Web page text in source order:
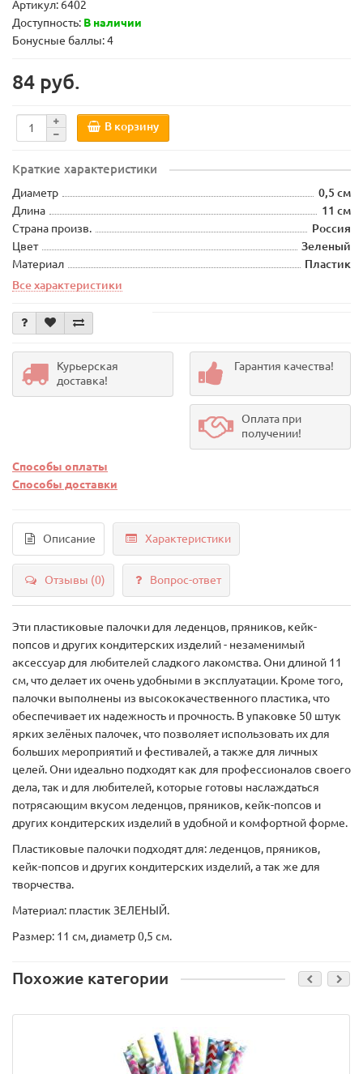
Артикул: 6402
Доступность: В наличии
Бонусные баллы: 4
84 руб.
В корзину
Краткие характеристики
Диаметр
0,5 см
Длина
11 см
Страна произв.
Россия
Цвет
Зеленый
Материал
Пластик
Все характеристики
Курьерская
доставка!
Гарантия качества!
Оплата при
получении!
Способы оплаты
Способы доставки
Описание Характеристики
Отзывы (0) Вопрос-ответ
Эти пластиковые палочки для леденцов, пряников, кейк-
попсов и других кондитерских изделий - незаменимый
аксессуар для любителей сладкого лакомства. Они длиной 11
см, что делает их очень удобными в эксплуатации. Кроме того,
палочки выполнены из высококачественного пластика, что
обеспечивает их надежность и прочность. В упаковке 50 штук
ярких зелёных палочек, что позволяет использовать их для
больших мероприятий и фестивалей, а также для личных
целей. Они идеально подходят как для профессионалов своего
дела, так и для любителей, которые готовы наслаждаться
потрясающим вкусом леденцов, пряников, кейк-попсов и
других кондитерских изделий в удобной и комфортной форме.
Пластиковые палочки подходят для: леденцов, пряников,
кейк-попсов и других кондитерских изделий, а так же для
творчества.
Материал: пластик ЗЕЛЕНЫЙ.
Размер: 11 см, диаметр 0,5 см.
Похожие категории